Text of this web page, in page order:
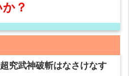
？
究武神破斬はなさけなす